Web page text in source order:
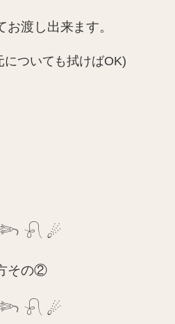
渡し出来ます。
ついても拭けばOK)
𓆸 𓍯 ☄︎
その②
𓆸 𓍯 ☄︎